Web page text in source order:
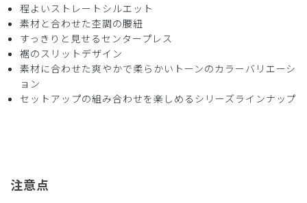
みっし様
購入確認済み
年齢:
役に立った
程よいストレートシルエット
素材と合わせた杢調の腰紐
すっきりと見せるセンタープレス
裾のスリットデザイン
素材に合わせた爽やかで柔らかいトーンのカラーバリエーシ
ョン
セットアップの組み合わせを楽しめるシリーズラインナップ
注意点